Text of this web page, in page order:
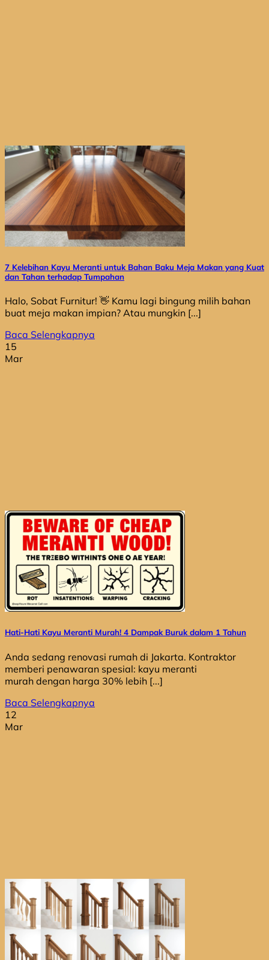
7 Kelebihan Kayu Meranti untuk Bahan Baku Meja Makan yang Kuat
dan Tahan terhadap Tumpahan
Halo, Sobat Furnitur! 👋 Kamu lagi bingung milih bahan
buat meja makan impian? Atau mungkin [...]
Baca Selengkapnya
15
Mar
Hati-Hati Kayu Meranti Murah! 4 Dampak Buruk dalam 1 Tahun
Anda sedang renovasi rumah di Jakarta. Kontraktor
memberi penawaran spesial: kayu meranti
murah dengan harga 30% lebih [...]
Baca Selengkapnya
12
Mar